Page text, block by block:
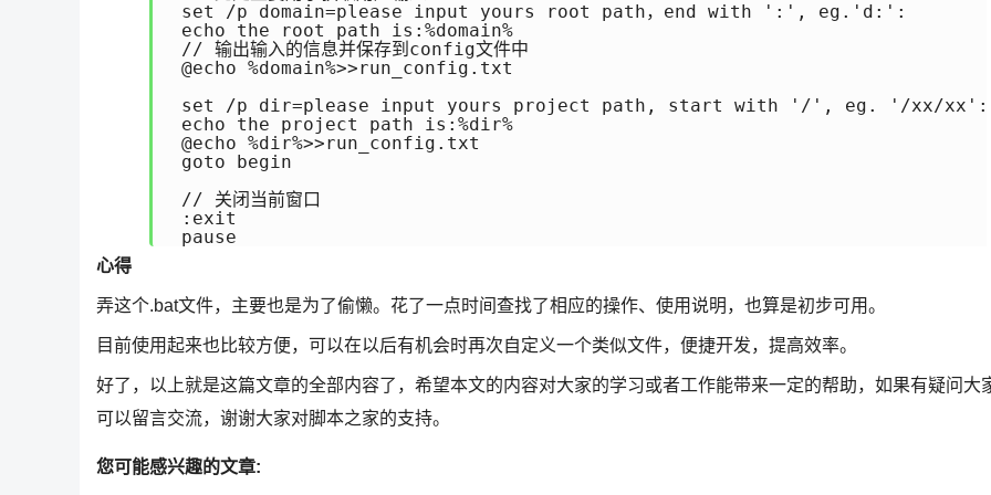
set /p domain=please input yours root path，end with ':', eg.'d:':
echo the root path is:%domain%
// 输出输入的信息并保存到config文件中
@echo %domain%>>run_config.txt
set /p dir=please input yours project path, start with '/', eg. '/xx/xx':
echo the project path is:%dir%
@echo %dir%>>run_config.txt
goto begin
// 关闭当前窗口
:exit
pause
心得
弄这个.bat文件，主要也是为了偷懒。花了一点时间查找了相应的操作、使用说明，也算是初步可用。
目前使用起来也比较方便，可以在以后有机会时再次自定义一个类似文件，便捷开发，提高效率。
好了，以上就是这篇文章的全部内容了，希望本文的内容对大家的学习或者工作能带来一定的帮助，如果有疑问大
可以留言交流，谢谢大家对脚本之家的支持。
您可能感兴趣的文章: